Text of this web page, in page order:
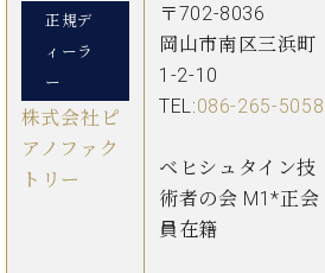
正規デ
ィーラ
ー
株式会社ピ
アノファク
トリー
〒702-8036
岡山市南区三浜町
1-2-10
TEL:086-265-5058
ベヒシュタイン技
術者の会 M1*正会
員在籍